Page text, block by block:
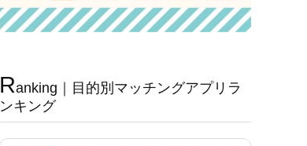
Ranking｜目的別マッチングアプリラ
ンキング